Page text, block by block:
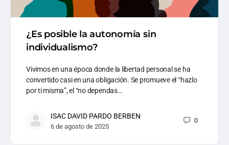
¿Es posible la autonomía sin
individualismo?
Vivimos en una época donde la libertad personal se ha
convertido casi en una obligación. Se promueve el “hazlo
por ti misma”, el “no dependas…
ISAC DAVID PARDO BERBEN
6 de agosto de 2025
0